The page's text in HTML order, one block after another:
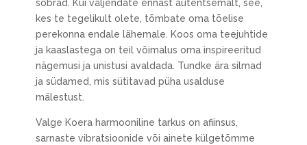
sõbrad. Kui väljendate ennast autentsemalt, see,
kes te tegelikult olete, tõmbate oma tõelise
perekonna endale lähemale. Koos oma teejuhtide
ja kaaslastega on teil võimalus oma inspireeritud
nägemusi ja unistusi avaldada. Tundke ära silmad
ja südamed, mis sütitavad püha usalduse
mälestust.
Valge Koera harmooniline tarkus on afiinsus,
sarnaste vibratsioonide või ainete külgetõmme